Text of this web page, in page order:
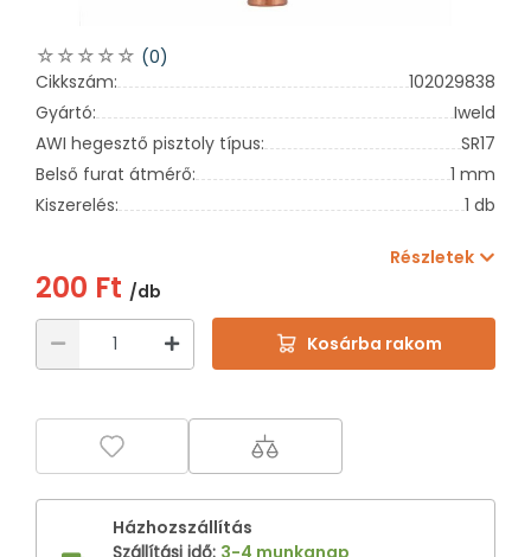
(0)
Cikkszám:
102029838
Gyártó:
Iweld
AWI hegesztő pisztoly típus:
SR17
Belső furat átmérő:
1 mm
Kiszerelés:
1 db
Részletek
200 Ft /db
Kosárba rakom
Házhozszállítás
Szállítási idő: 3-4 munkanap